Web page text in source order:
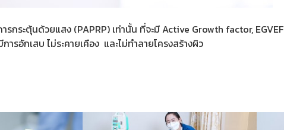
รกระตุ้นด้วยแสง (PAPRP) เท่านั้น ที่จะมี Active Growth factor, EGVEF
การอักเสบ ไม่ระคายเคือง และไม่ทำลายโครงสร้างผิว